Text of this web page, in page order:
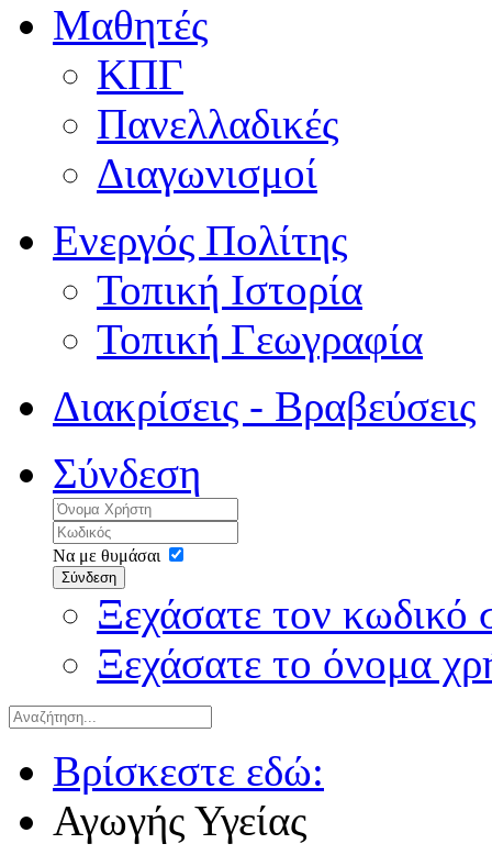
Μαθητές
ΚΠΓ
Πανελλαδικές
Διαγωνισμοί
Ενεργός Πολίτης
Τοπική Ιστορία
Τοπική Γεωγραφία
Διακρίσεις - Βραβεύσεις
Σύνδεση
Να με θυμάσαι
Σύνδεση
Ξεχάσατε τον κωδικό
Ξεχάσατε το όνομα
Βρίσκεστε εδώ:
Αγωγής Υγείας